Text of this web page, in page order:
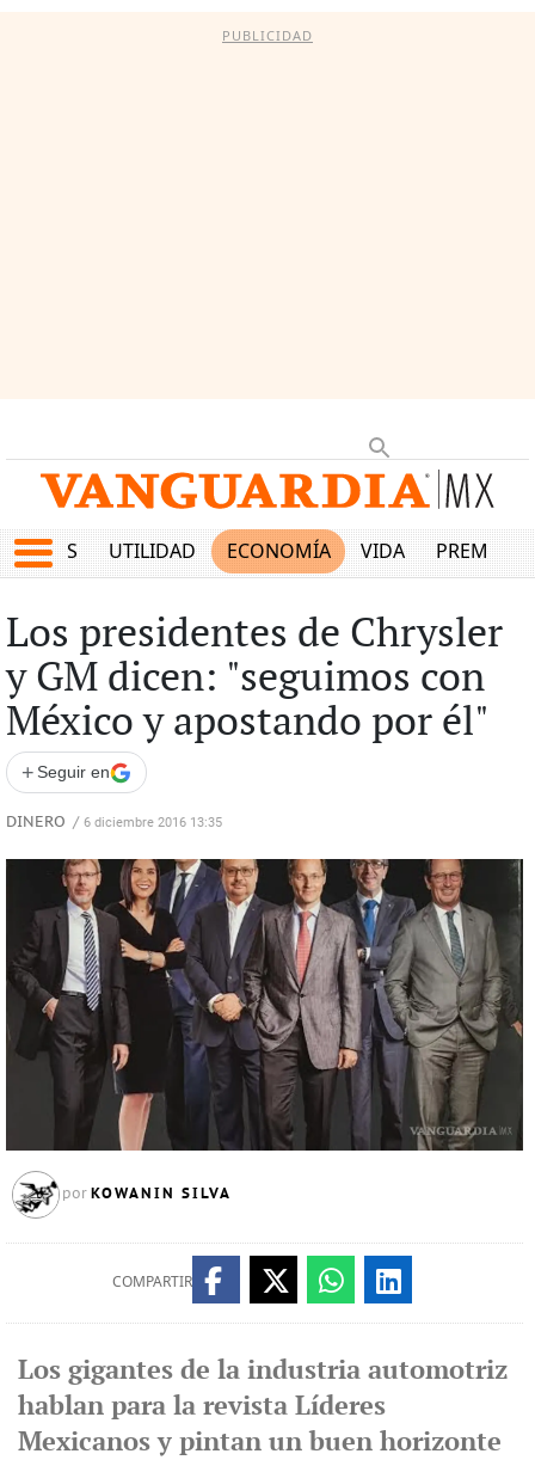
PUBLICIDAD
UTILIDAD ECONOMÍA VIDA PREMIUM
Los presidentes de Chrysler
y GM dicen: "seguimos con
México y apostando por él"
+ Seguir en
DINERO / 6 diciembre 2016 13:35
por KOWANIN SILVA
COMPARTIR
Los gigantes de la industria automotriz
hablan para la revista Líderes
Mexicanos y pintan un buen horizonte